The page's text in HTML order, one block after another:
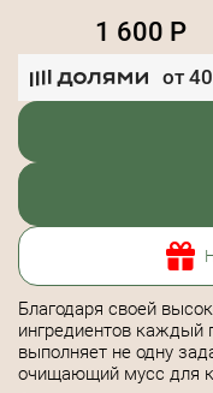
1 600 Р
от
Благодаря своей
ингредиентов каждый
выполняет не одну
очищающий мусс для